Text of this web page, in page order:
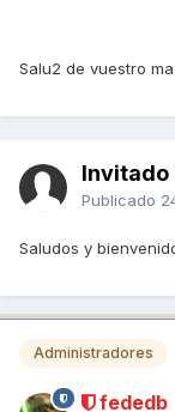
Salu2 de vuestro
Invitado
Publicado
Saludos y
Administradores
fededb